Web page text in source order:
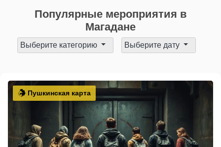
Популярные мероприятия в
Магадане
Выберите категорию Выберите дату
Пушкинская карта